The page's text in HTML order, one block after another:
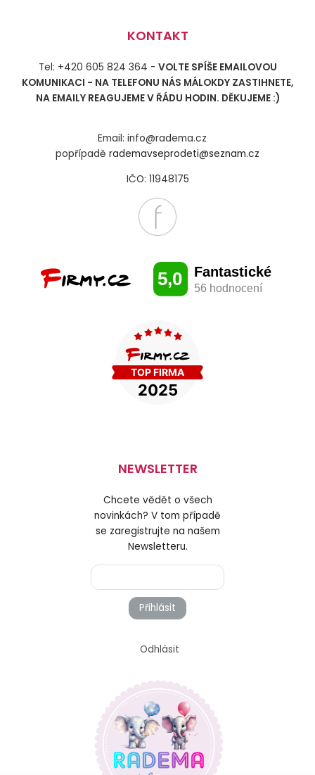
KONTAKT
Tel: +420 605 824 364 - VOLTE SPÍŠE EMAILOVOU
KOMUNIKACI - NA TELEFONU NÁS MÁLOKDY ZASTIHNETE,
NA EMAILY REAGUJEME V ŘÁDU HODIN. DĚKUJEME :)
Email: info@radema.cz
popřípadě rademavseprodeti@seznam.cz
IČO: 11948175
NEWSLETTER
Chcete vědět o všech
novinkách? V tom případě
se zaregistrujte na našem
Newsletteru.
Přihlásit
Odhlásit